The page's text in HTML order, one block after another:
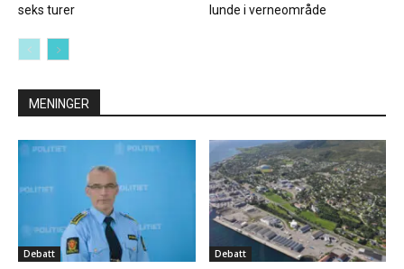
seks turer
lunde i verneområde
MENINGER
Debatt Debatt